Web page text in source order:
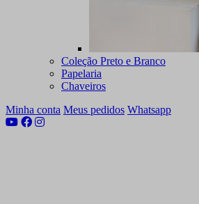
Coleção Preto e Branco
Papelaria
Chaveiros
Minha conta Meus pedidos Whatsapp